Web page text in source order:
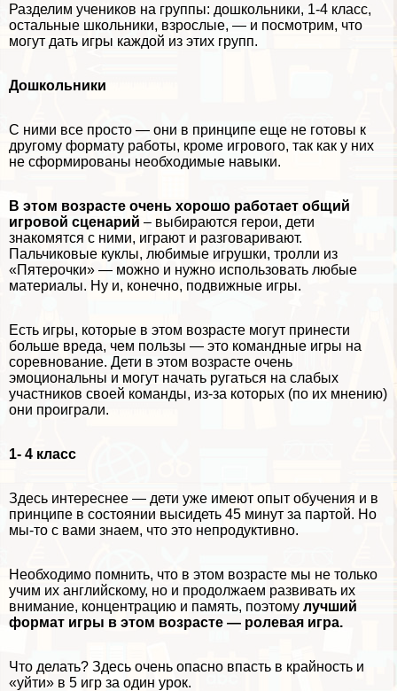
Разделим учеников на группы: дошкольники, 1-4 класс,
остальные школьники, взрослые, — и посмотрим, что
могут дать игры каждой из этих групп.
Дошкольники
С ними все просто — они в принципе еще не готовы к
другому формату работы, кроме игрового, так как у них
не сформированы необходимые навыки.
В этом возрасте очень хорошо работает общий
игровой сценарий – выбираются герои, дети
знакомятся с ними, играют и разговаривают.
Пальчиковые куклы, любимые игрушки, тролли из
«Пятерочки» — можно и нужно использовать любые
материалы. Ну и, конечно, подвижные игры.
Есть игры, которые в этом возрасте могут принести
больше вреда, чем пользы — это комaндные игры на
соревнование. Дети в этом возрасте очень
эмоциональны и могут начать ругаться на слабых
участников своей комaнды, из-за которых (по их мнению)
они проиграли.
1- 4 класс
Здесь интереснее — дети уже имеют опыт обучения и в
принципе в состоянии высидеть 45 минут за партой. Но
мы-то с вами знаем, что это непродуктивно.
Необходимо помнить, что в этом возрасте мы не только
учим их английскому, но и продолжаем развивать их
внимание, концентрацию и память, поэтому лучший
формат игры в этом возрасте — ролевая игра.
Что делать? Здесь очень опасно впасть в крайность и
«уйти» в 5 игр за один урок.